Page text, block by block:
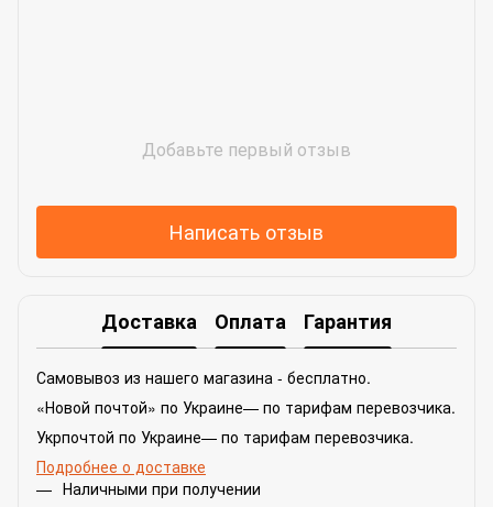
Добавьте первый отзыв
Написать отзыв
Доставка Оплата Гарантия
Самовывоз из нашего магазина - бесплатно.
«Новой почтой» по Украине— по тарифам перевозчика.
Укрпочтой по Украине— по тарифам перевозчика.
Подробнее о доставке
Наличными при получении